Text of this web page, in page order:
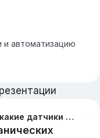
и автоматизацию
Цель гальванических покрытий и какие датчики можно поставить Газоанализатор